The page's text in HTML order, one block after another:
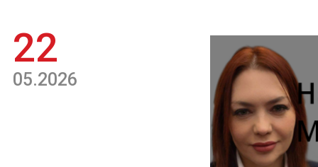
22
05.2026